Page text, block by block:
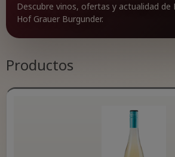
Descubre vinos, ofertas y actualidad de
Hof Grauer Burgunder.
Productos